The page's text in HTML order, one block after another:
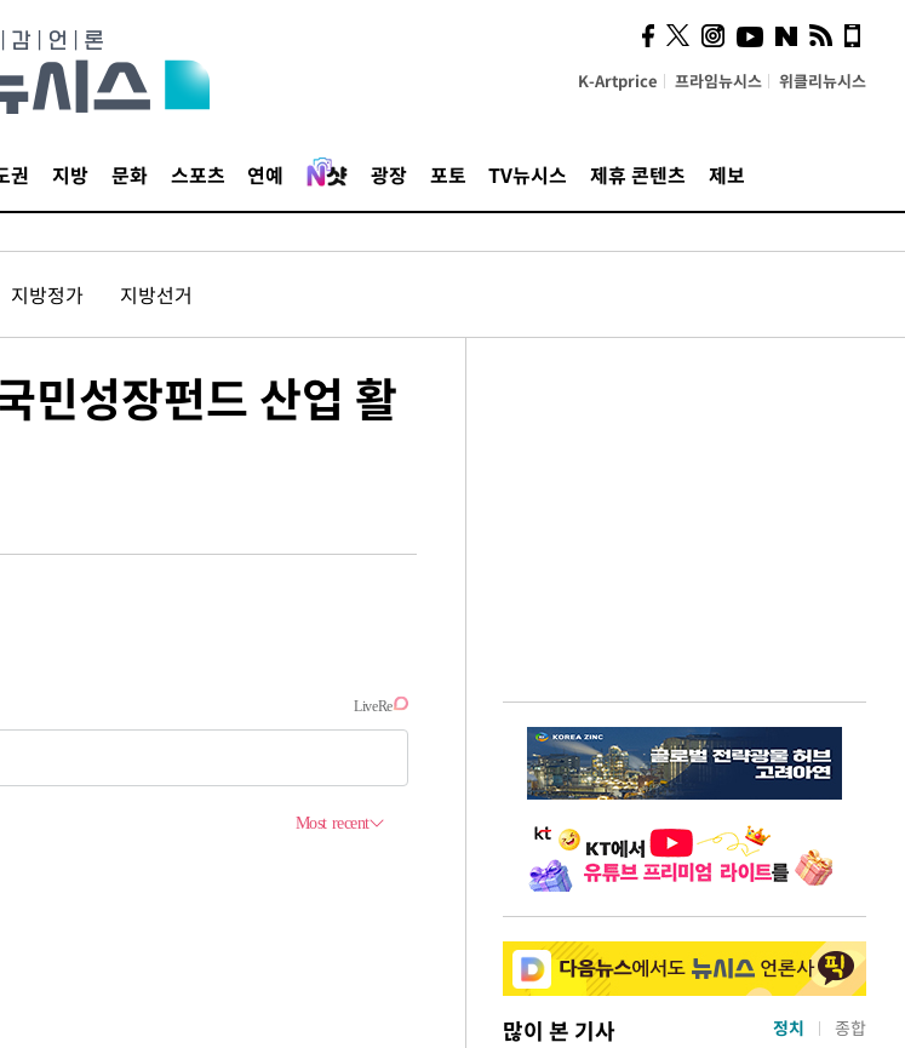
K-Artprice 프라임뉴시스 위클리뉴시스
권 지방 문화 스포츠 연예 광장 포토 TV뉴시스 제휴 콘텐츠 제보
지방정가 지방선거
민성장펀드 산업 활
많이 본 기사 정치 종합